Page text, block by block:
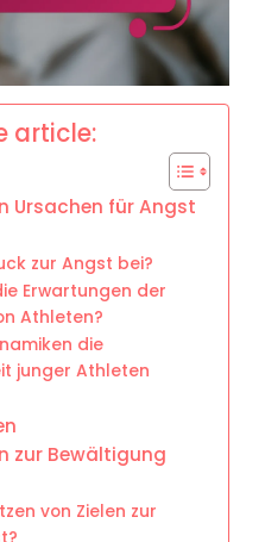
article:
Ursachen für Angst
zur Angst bei?
Erwartungen der
Athleten?
die
junger Athleten
zur Bewältigung
von Zielen zur